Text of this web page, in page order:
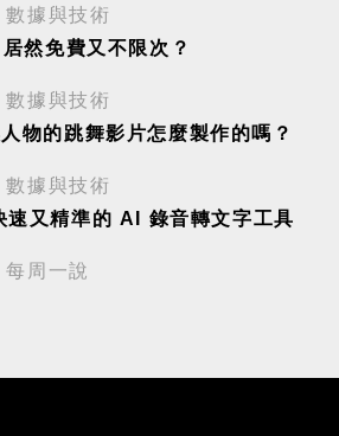
數據與技術
然免費又不限次？
數據與技術
物的跳舞影片怎麼製作的嗎？
數據與技術
又精準的 AI 錄音轉文字工具
每周一說